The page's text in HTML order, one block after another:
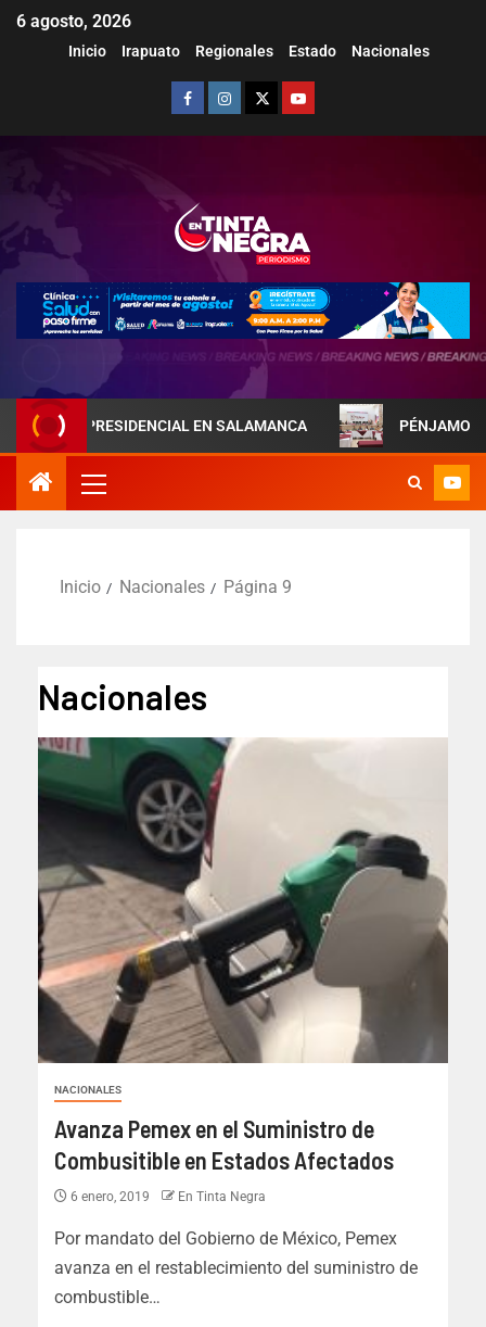
6 agosto, 2026
Inicio Irapuato Regionales Estado Nacionales
EN SALAMANCA PÉNJAMO REFUERZA LA
Inicio Nacionales Página 9
Nacionales
NACIONALES
Avanza Pemex en el Suministro de
Combusitible en Estados Afectados
6 enero, 2019 En Tinta Negra
Por mandato del Gobierno de México, Pemex
avanza en el restablecimiento del suministro de
combustible…